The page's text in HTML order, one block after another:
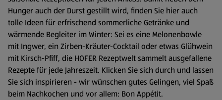
Hunger auch der Durst gestillt wird, finden Sie hier auch
tolle Ideen für erfrischend sommerliche Getränke und
wärmende Begleiter im Winter: Sei es eine Melonenbowle
mit Ingwer, ein Zirben-Kräuter-Cocktail oder etwas Glühwein
mit Kirsch-Pfiff, die HOFER Rezeptwelt sammelt ausgefallene
Rezepte für jede Jahreszeit. Klicken Sie sich durch und lassen
Sie sich inspirieren - wir wünschen gutes Gelingen, viel Spaß
beim Nachkochen und vor allem: Bon Appétit.